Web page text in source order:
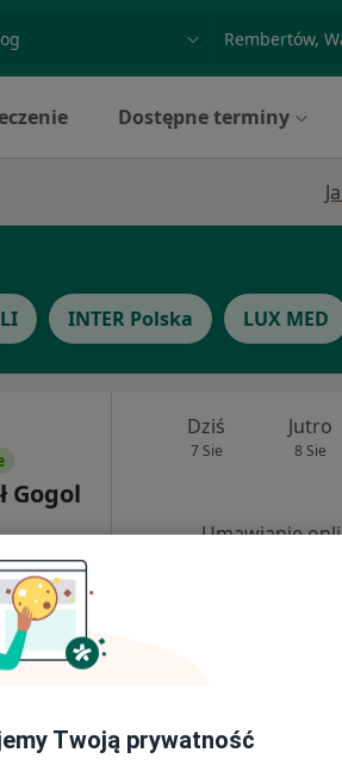
miasto lub
Dostępne terminy
INTER Polska LUX MED
Gogol
·Więcej
Dziś
7 Sie
Jutro
8 Sie
Umawianie
Twoją prywatność